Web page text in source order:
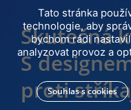
Skutečná
S
proti
Tato stránka
technologie, aby
bychom rádi
analyzovat provoz a
Souhlas s cookies